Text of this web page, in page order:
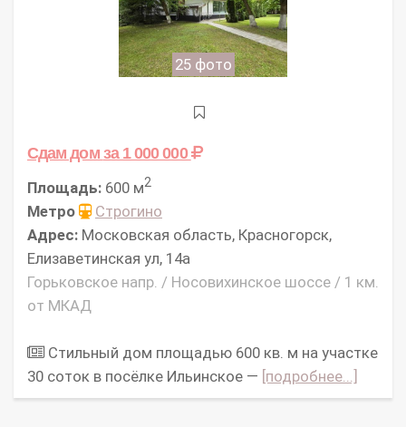
25 фото
Сдам домза 1 000 000
Площадь: 600 м2
Метро
Строгино
Адрес: Московская область, Красногорск,
Елизаветинская ул, 14а
Горьковское напр. / Носовихинское шоссе / 1 км.
от МКАД
Стильный дом площадью 600 кв. м на участке
30 соток в посёлке Ильинское — [подробнее...]